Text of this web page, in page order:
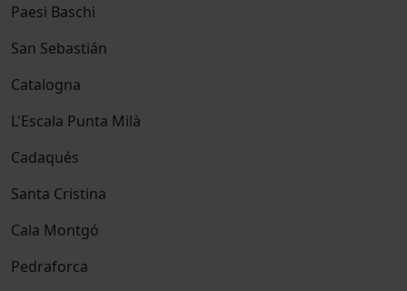
Paesi Baschi
San Sebastián
Catalogna
L'Escala Punta Milà
Cadaqués
Santa Cristina
Cala Montgó
Pedraforca